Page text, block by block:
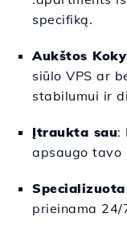
specifiką.
Aukštos
siūlo VPS ar
stabilumui ir
Įtraukta sau:
apsaugo tavo
prieinama 24/